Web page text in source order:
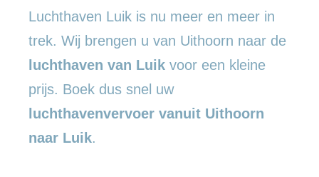
Luchthaven Luik is nu meer en meer in
trek. Wij brengen u van Uithoorn naar de
luchthaven van Luik voor een kleine
prijs. Boek dus snel uw
luchthavenvervoer vanuit Uithoorn
naar Luik.